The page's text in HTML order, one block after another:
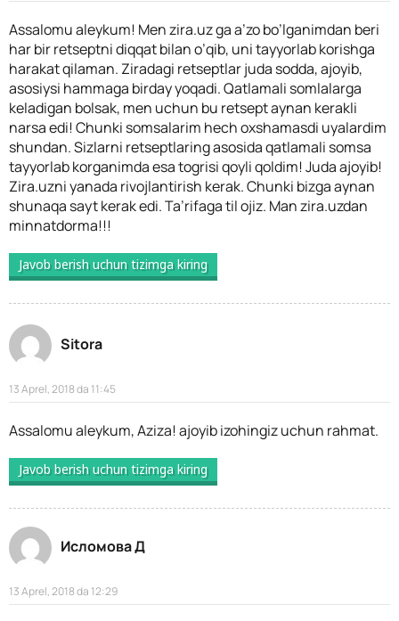
Assalomu aleykum! Men zira.uz ga a’zo bo’lganimdan beri
har bir retseptni diqqat bilan o’qib, uni tayyorlab korishga
harakat qilaman. Ziradagi retseptlar juda sodda, ajoyib,
asosiysi hammaga birday yoqadi. Qatlamali somlalarga
keladigan bolsak, men uchun bu retsept aynan kerakli
narsa edi! Chunki somsalarim hech oxshamasdi uyalardim
shundan. Sizlarni retseptlaring asosida qatlamali somsa
tayyorlab korganimda esa togrisi qoyli qoldim! Juda ajoyib!
Zira.uzni yanada rivojlantirish kerak. Chunki bizga aynan
shunaqa sayt kerak edi. Ta’rifaga til ojiz. Man zira.uzdan
minnatdorma!!!
Javob berish uchun tizimga kiring
Sitora
13 Aprel, 2018 da 11:45
Assalomu aleykum, Aziza! ajoyib izohingiz uchun rahmat.
Javob berish uchun tizimga kiring
Исломова Д
13 Aprel, 2018 da 12:29